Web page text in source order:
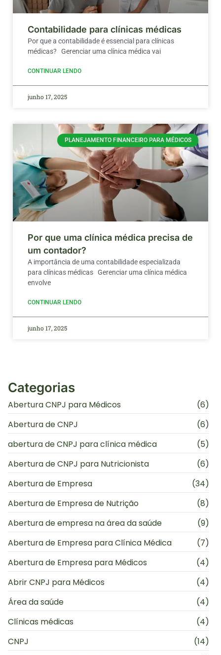
Contabilidade para clínicas médicas
Por que a contabilidade é essencial para clínicas
médicas? Gerenciar uma clínica médica vai
CONTINUAR LENDO
junho 17, 2025
PLANEJAMENTO FINANCEIRO PARA MÉDICOS
Por que uma clínica médica precisa de
um contador?
A importância de uma contabilidade especializada
para clínicas médicas Gerenciar uma clínica médica
envolve
CONTINUAR LENDO
junho 17, 2025
Categorias
Abertura CNPJ para Médicos
(6)
Abertura de CNPJ
(6)
abertura de CNPJ para clínica médica
(5)
Abertura de CNPJ para Nutricionista
(6)
Abertura de Empresa
(34)
Abertura de Empresa de Nutrição
(8)
Abertura de empresa na área da saúde
(9)
Abertura de Empresa para Clínica Médica
(7)
Abertura de Empresa para Médicos
(4)
Abrir CNPJ para Médicos
(4)
Área da saúde
(4)
Clínicas médicas
(4)
CNPJ
(14)